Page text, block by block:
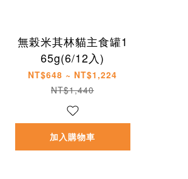
無榖米其林貓主食罐1
65g(6/12入)
NT$648 ~ NT$1,224
NT$1,440
加入購物車